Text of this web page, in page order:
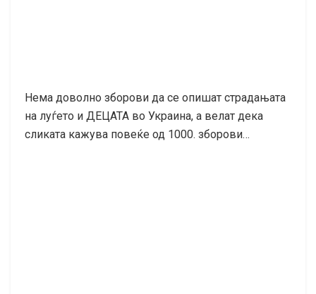
Нема доволно зборови да се опишат страдањата
на луѓето и ДЕЦАТА во Украина, а велат дека
сликата кажува повеќе од 1000. зборови…